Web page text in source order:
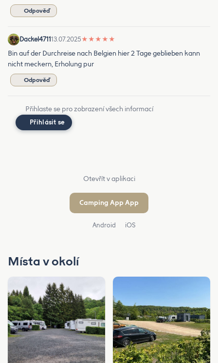
Odpověď
Dackel471113.07.2025★ ★ ★ ★ ★
Bin auf der Durchreise nach Belgien hier 2 Tage geblieben kann
nicht meckern, Erholung pur
Odpověď
Přihlaste se pro zobrazení všech informací
Přihlásit se
Otevřít v aplikaci
Camping App App
Android iOS
Místa v okolí